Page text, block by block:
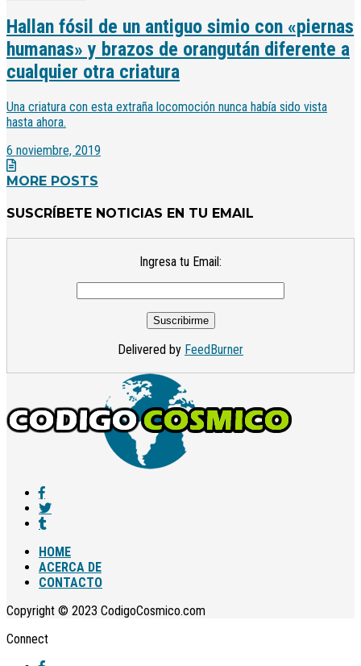
Hallan fósil de un antiguo simio con «piernas
humanas» y brazos de orangután diferente a
cualquier otra criatura
Una criatura con esta extraña locomoción nunca había sido vista
hasta ahora.
6 noviembre, 2019
MORE POSTS
SUSCRÍBETE NOTICIAS EN TU EMAIL
Ingresa tu Email:
Delivered by FeedBurner
HOME
ACERCA DE
CONTACTO
Copyright © 2023 CodigoCosmico.com
Connect